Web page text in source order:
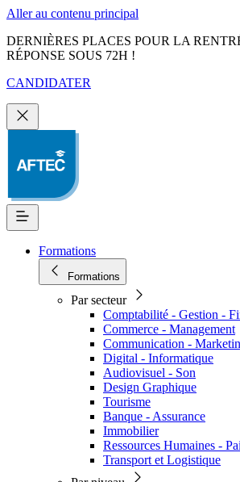
Aller au contenu principal
DERNIÈRES PLACES POUR LA
RÉPONSE SOUS 72H !
CANDIDATER
Formations
Formations
Par secteur
Comptabilité - Gestion -
Commerce - Management
Communication -
Digital - Informatique
Audiovisuel - Son
Design Graphique
Tourisme
Banque - Assurance
Immobilier
Ressources Humaines -
Transport et Logistique